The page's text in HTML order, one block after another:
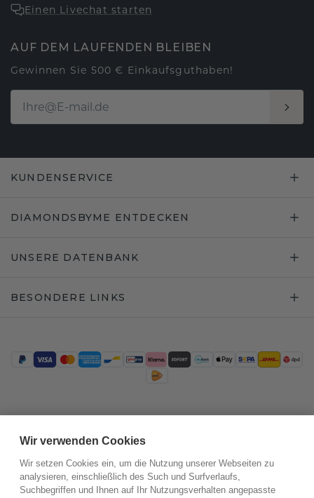
Einen Livechat starten
AUF DEM LAUFENDEN BLEIBEN
Gewinnen Sie 500 € Einkaufsguthaben!
KUNDENSERVICE
DIAMONDSBYME ENTDECKEN
UNSERE DATENBANK
BESONDERE LINKS
Wir verwenden Cookies
Wir setzen Cookies ein, um die Nutzung unserer Webseiten zu
analysieren, einschließlich des Such und Surfverlaufs,
Suchbegriffen und Ihnen auf Ihr Nutzungsverhalten angepasste